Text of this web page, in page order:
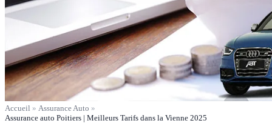
Accueil » Assurance Auto »
Assurance auto Poitiers | Meilleurs Tarifs dans la Vienne 2025